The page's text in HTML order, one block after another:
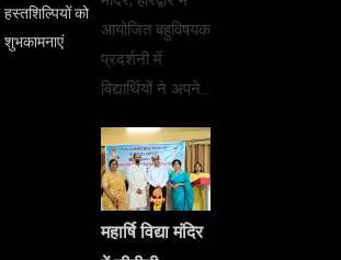
हस्तशिल्पियों को
शुभकामनाएं
आयोजित बहुविषयक
प्रदर्शनी में
विद्यार्थियों ने अपने…
महार्षि विद्या मंदिर